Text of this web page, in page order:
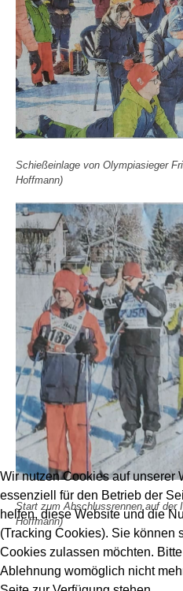
Schießeinlage von Olympiasieger
Hoffmann)
Start zum Abschlussrennen auf der
Hoffmann)
Wir nutzen Cookies auf unserer
essenziell für den Betrieb der
helfen, diese Website und die
(Tracking Cookies). Sie können
Cookies zulassen möchten.
Ablehnung womöglich nicht